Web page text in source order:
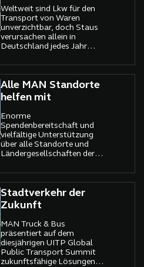
Weltweit sind Lkw für den
Transport von Waren
unverzichtbar, doch Staus
verursachen allein in
Deutschland jedes Jahr
Schaden in Milliardenhöhe.
Alle MAN Standorte
helfen mit
Enorme
Spendenbereitschaft und
vielfältige Unterstützung
über alle Standorte und
Ländergesellschaften der
Stadtverkehr der
Zukunft
MAN Truck & Bus
präsentiert auf dem
diesjährigen UITP Global
Public Transport Summit
zukunftsfähige Lösungen